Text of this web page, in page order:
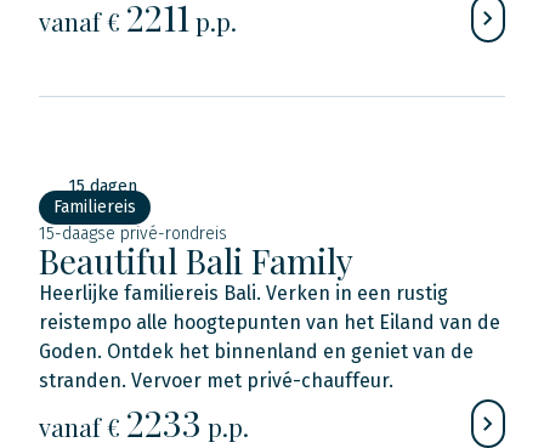
vanaf € 2211p.p.
15 dagen
Familiereis
15-daagse privé-rondreis
Beautiful Bali Family
Heerlijke familiereis Bali. Verken in een rustig
reistempo alle hoogtepunten van het Eiland van de
Goden. Ontdek het binnenland en geniet van de
stranden. Vervoer met privé-chauffeur.
vanaf € 2233 p.p.